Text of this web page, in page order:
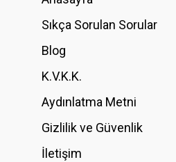
fiyatı diğer sitelerden daha pahalı.
benzer farklı alternatifler olmalı.
Sıkça Sorulan Sorular
Blog
K.V.K.K.
Aydınlatma Metni
Gizlilik ve Güvenlik
İletişim